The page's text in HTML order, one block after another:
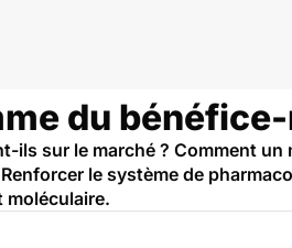
du
ils sur le marché ? Comment
le système de
moléculaire.